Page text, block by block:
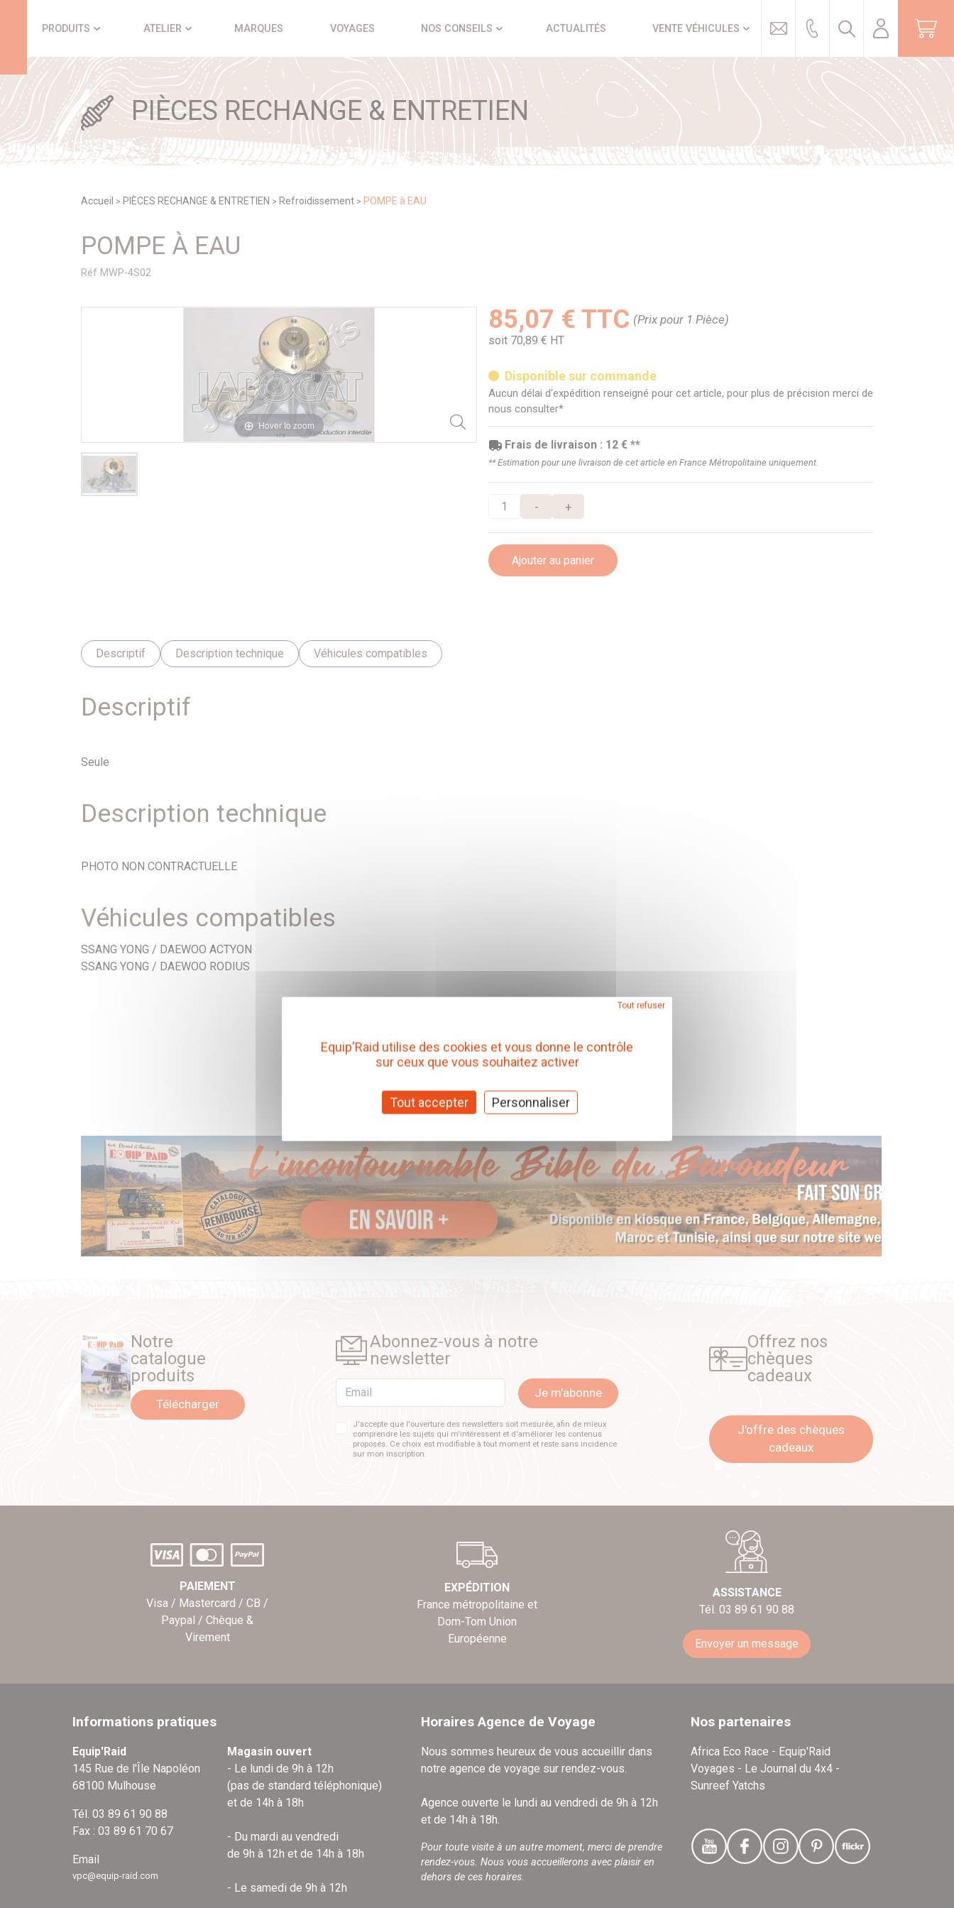
PRODUITS ATELIER MARQUES VOYAGES NOS CONSEILS ACTUALITÉS VENTE VÉHICULES
PIÈCES RECHANGE & ENTRETIEN
Accueil > PIÈCES RECHANGE & ENTRETIEN > Refroidissement > POMPE à EAU
POMPE À EAU
Réf MWP-4S02
Hover to zoom
85,07 € TTC (Prix pour 1 Pièce)
soit 70,89 € HT
Disponible sur commande
Aucun délai d'expédition renseigné pour cet article, pour plus de précision merci de
nous consulter*
Frais de livraison : 12 € **
** Estimation pour une livraison de cet article en France Métropolitaine uniquement.
- +
Ajouter au panier
Descriptif Description technique Véhicules compatibles
Descriptif
Seule
Description technique
PHOTO NON CONTRACTUELLE
Véhicules compatibles
SSANG YONG / DAEWOO ACTYON
SSANG YONG / DAEWOO RODIUS
Notre
catalogue
produits
Télécharger
Abonnez-vous à notre
newsletter
Email Je m'abonne
J'accepte que l'ouverture des newsletters soit mesurée, afin de mieux
comprendre les sujets qui m'intéressent et d'améliorer les contenus
proposés. Ce choix est modifiable à tout moment et reste sans incidence
sur mon inscription.
Offrez nos
chèques
cadeaux
J'offre des chèques
cadeaux
PAIEMENT
Visa / Mastercard / CB /
Paypal / Chèque &
Virement
EXPÉDITION
France métropolitaine et
Dom-Tom Union
Européenne
ASSISTANCE
Tél. 03 89 61 90 88
Envoyer un message
Informations pratiques
Equip'Raid
145 Rue de l'Île Napoléon
68100 Mulhouse
Tél. 03 89 61 90 88
Fax : 03 89 61 70 67
Email
vpc@equip-raid.com
Magasin ouvert
- Le lundi de 9h à 12h
(pas de standard téléphonique)
et de 14h à 18h
- Du mardi au vendredi
de 9h à 12h et de 14h à 18h
- Le samedi de 9h à 12h
Horaires Agence de Voyage
Nous sommes heureux de vous accueillir dans
notre agence de voyage sur rendez-vous.
Agence ouverte le lundi au vendredi de 9h à 12h
et de 14h à 18h.
Pour toute visite à un autre moment, merci de prendre
rendez-vous. Nous vous accueillerons avec plaisir en
dehors de ces horaires.
Nos partenaires
Africa Eco Race - Equip'Raid
Voyages - Le Journal du 4x4 -
Sunreef Yatchs
Equip'Raid utilise des cookies et vous donne le contrôle
sur ceux que vous souhaitez activer
Tout accepter
Tout refuser
Personnaliser